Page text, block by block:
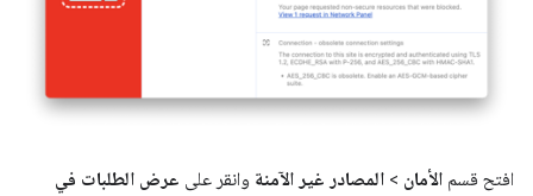
افتح قسم الأمان > المصادر غير الآمنة وانقر على عرض الطلبات في